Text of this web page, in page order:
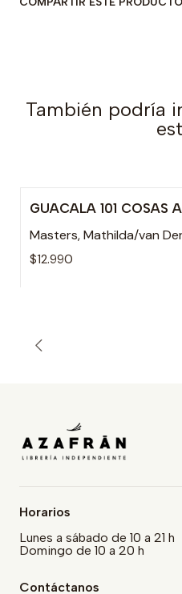
También podría
GUACALA 101 COSAS
Masters, Mathilda/van
$12.990
Horarios
Lunes a sábado de 10 a 21 h
Domingo de 10 a 20 h
Contáctanos